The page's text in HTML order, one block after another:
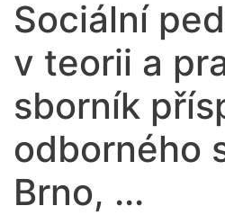
Sociální
v teorii a
sborník
odborného
Brno, ...